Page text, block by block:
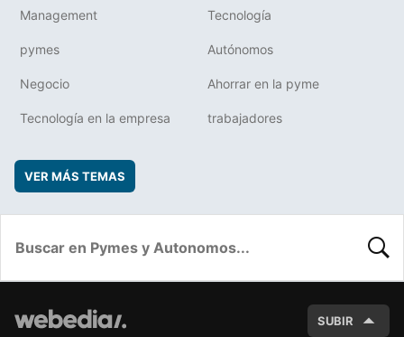
Management Tecnología
pymes Autónomos
Negocio Ahorrar en la pyme
Tecnología en la empresa trabajadores
VER MÁS TEMAS
SUBIR